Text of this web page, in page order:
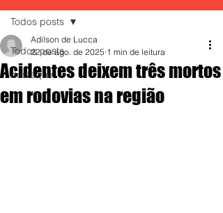
Todos posts
destaque,
Todos posts
Acidentes deixem três mortos
em rodovias na região
Adilson de Lucca
22 de ago. de 2025 1 min de leitura